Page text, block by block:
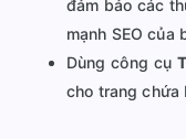
đảm bảo các
mạnh SEO của
Dùng công cụ
cho trang chứa